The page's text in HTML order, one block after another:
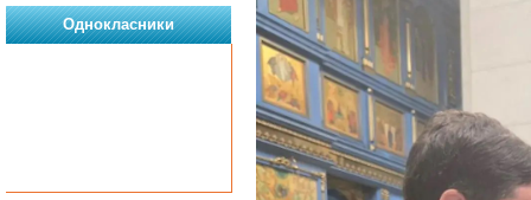
Однокласники